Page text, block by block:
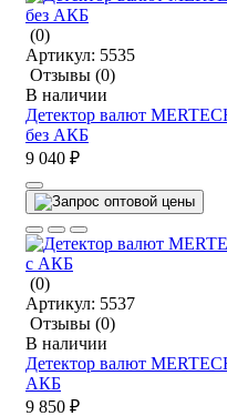
(0)
Артикул: 5535
Отзывы (0)
В наличии
Детектор валют
без АКБ
9 040 ₽
(0)
Артикул: 5537
Отзывы (0)
В наличии
Детектор валют
АКБ
9 850 ₽